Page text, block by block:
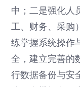
中；二是强化人
工、财务、采购
练掌握系统操作
全，建立完善的
行数据备份与安